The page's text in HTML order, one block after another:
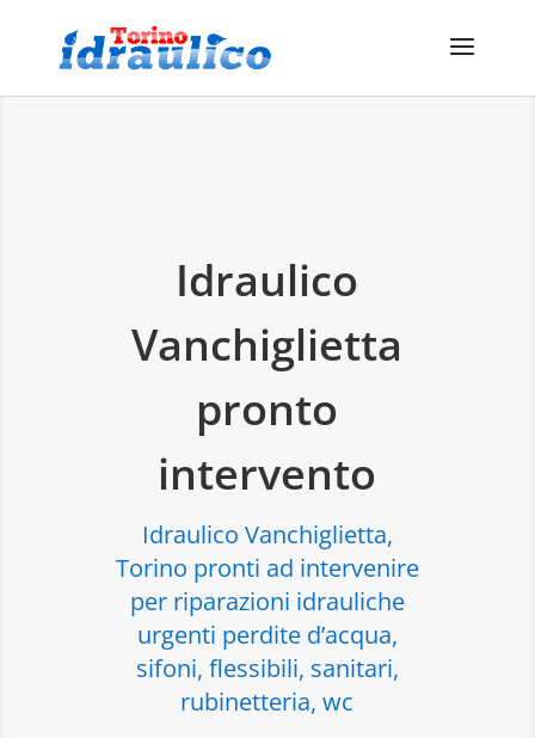
Idraulico
Vanchiglietta
pronto
intervento
Idraulico Vanchiglietta,
Torino pronti ad intervenire
per riparazioni idrauliche
urgenti perdite d’acqua,
sifoni, flessibili, sanitari,
rubinetteria, wc